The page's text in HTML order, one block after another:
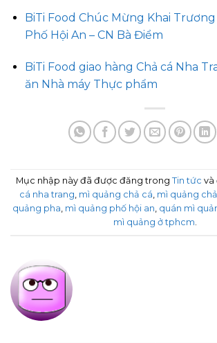
BiTi Food Chúc Mừng Khai
Phố Hội An – CN Bà Điểm
BiTi Food giao hàng Chả cá Nha
ăn Nhà máy Thực phẩm
Mục nhập này đã được đăng trong Tin tức và
cá nha trang, mì quảng chả cá, mì quảng
quảng pha, mì quảng phố hội an, quán mì
mì quảng ở tphcm.